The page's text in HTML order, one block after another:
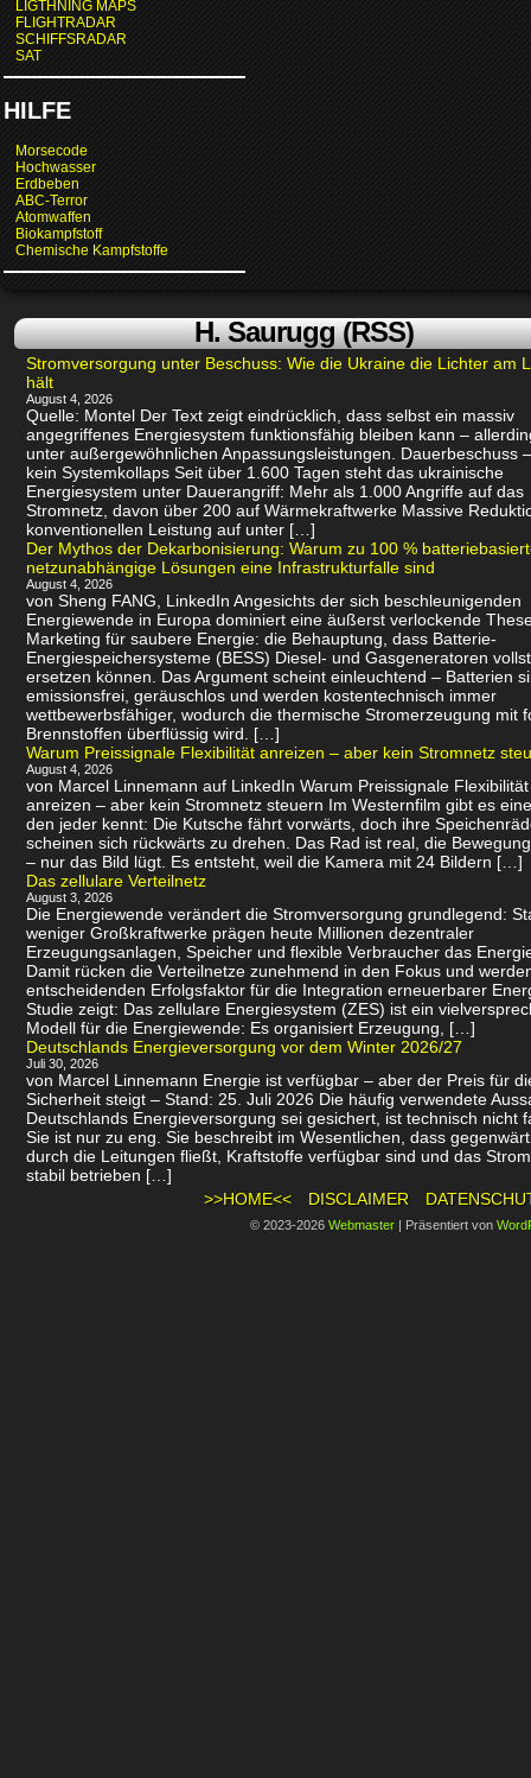
LIGTHNING MAPS
FLIGHTRADAR
SCHIFFSRADAR
SAT
HILFE
Morsecode
Hochwasser
Erdbeben
ABC-Terror
Atomwaffen
Biokampfstoff
Chemische Kampfstoffe
H. Saurugg (RSS)
Stromversorgung unter Beschuss: Wie die Ukraine die Lichter am
hält
August 4, 2026
Quelle: Montel Der Text zeigt eindrücklich, dass selbst ein massiv
angegriffenes Energiesystem funktionsfähig bleiben kann –
unter außergewöhnlichen Anpassungsleistungen. Dauerbeschuss
kein Systemkollaps Seit über 1.600 Tagen steht das ukrainische
Energiesystem unter Dauerangriff: Mehr als 1.000 Angriffe auf das
Stromnetz, davon über 200 auf Wärmekraftwerke Massive
konventionellen Leistung auf unter […]
Der Mythos der Dekarbonisierung: Warum zu 100 %
netzunabhängige Lösungen eine Infrastrukturfalle sind
August 4, 2026
von Sheng FANG, LinkedIn Angesichts der sich beschleunigenden
Energiewende in Europa dominiert eine äußerst verlockende
Marketing für saubere Energie: die Behauptung, dass Batterie-
Energiespeichersysteme (BESS) Diesel- und Gasgeneratoren
ersetzen können. Das Argument scheint einleuchtend – Batterien
emissionsfrei, geräuschlos und werden kostentechnisch immer
wettbewerbsfähiger, wodurch die thermische Stromerzeugung mit
Brennstoffen überflüssig wird. […]
Warum Preissignale Flexibilität anreizen – aber kein Stromnetz
August 4, 2026
von Marcel Linnemann auf LinkedIn Warum Preissignale Flexibilität
anreizen – aber kein Stromnetz steuern Im Westernfilm gibt es
den jeder kennt: Die Kutsche fährt vorwärts, doch ihre
scheinen sich rückwärts zu drehen. Das Rad ist real, die
– nur das Bild lügt. Es entsteht, weil die Kamera mit 24 Bildern […]
Das zellulare Verteilnetz
August 3, 2026
Die Energiewende verändert die Stromversorgung grundlegend:
weniger Großkraftwerke prägen heute Millionen dezentraler
Erzeugungsanlagen, Speicher und flexible Verbraucher das
Damit rücken die Verteilnetze zunehmend in den Fokus und
entscheidenden Erfolgsfaktor für die Integration erneuerbarer
Studie zeigt: Das zellulare Energiesystem (ZES) ist ein
Modell für die Energiewende: Es organisiert Erzeugung, […]
Deutschlands Energieversorgung vor dem Winter 2026/27
Juli 30, 2026
von Marcel Linnemann Energie ist verfügbar – aber der Preis für
Sicherheit steigt – Stand: 25. Juli 2026 Die häufig verwendete
Deutschlands Energieversorgung sei gesichert, ist technisch nicht
Sie ist nur zu eng. Sie beschreibt im Wesentlichen, dass
durch die Leitungen fließt, Kraftstoffe verfügbar sind und das
stabil betrieben […]
>>HOME<<
DISCLAIMER
© 2023-2026 Webmaster | Präsentiert von